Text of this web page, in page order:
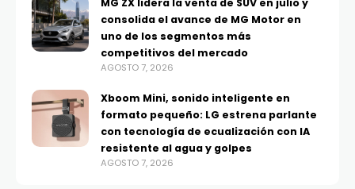
MG ZX lidera la venta de SUV en julio y
consolida el avance de MG Motor en
uno de los segmentos más
competitivos del mercado
AGOSTO 7, 2026
Xboom Mini, sonido inteligente en
formato pequeño: LG estrena parlante
con tecnología de ecualización con IA
resistente al agua y golpes
AGOSTO 7, 2026